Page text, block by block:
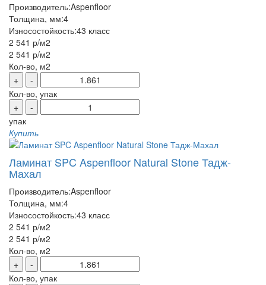
Производитель:Aspenfloor
Толщина, мм:4
Износостойкость:43 класс
2 541 р/м2
2 541 р/м2
Кол-во, м2
+
-
Кол-во, упак
+
-
упак
Купить
Ламинат SPC Aspenfloor Natural Stone Тадж-
Махал
Производитель:Aspenfloor
Толщина, мм:4
Износостойкость:43 класс
2 541 р/м2
2 541 р/м2
Кол-во, м2
+
-
Кол-во, упак